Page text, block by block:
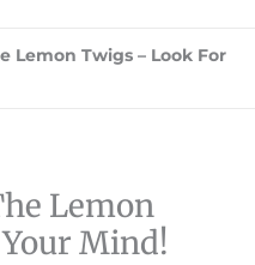
Lemon Twigs – Look For
Lemon
Mind!